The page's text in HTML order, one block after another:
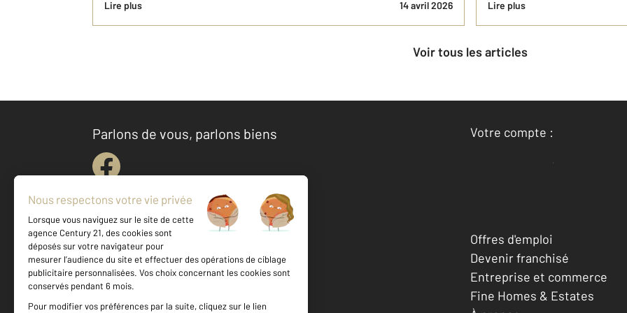
Lire plus 14 avril 2026 Lire plus
Voir tous les articles
Parlons de vous, parlons biens
Votre compte :
Accéder à mon compte
Votre agence est notée
Offres d'emploi
Devenir franchisé
Entreprise et commerce
Fine Homes & Estates